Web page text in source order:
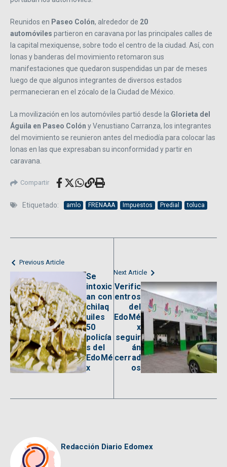
Reunidos en Paseo Colón, alrededor de 20
automóviles partieron en caravana por las principales calles de
la capital mexiquense, sobre todo el centro de la ciudad. Así, con
lonas y banderas del movimiento retomaron sus
manifestaciones que quedaron suspendidas un par de meses
luego de que algunos integrantes de diversos estados
permanecieran en el zócalo de la Ciudad de México.
La movilización en los automóviles partió desde la Glorieta del
Águila en Paseo Colón y Venustiano Carranza, los integrantes
del movimiento se reunieron antes del mediodía para colocar las
lonas en las que expresaban su inconformidad y partir en
caravana.
Compartir
Etiquetado: amlo FRENAAA Impuestos Predial toluca
Previous Article
Se
intoxic
an con
chilaq
uiles
50
policía
s del
EdoMé
x
Next Article
Verific
entros
del
EdoMé
x
seguir
án
cerrad
os
Redacción Diario Edomex